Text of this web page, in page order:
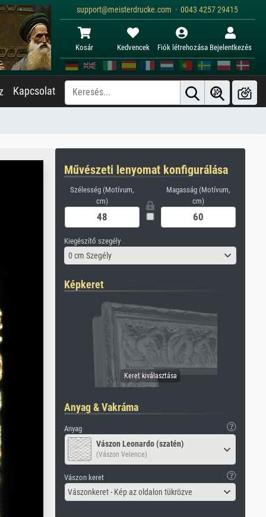
support@meisterdrucke.com · 0043 4257 29415
Kosár Kedvencek Fiók létrehozása Bejelentkezés
Kapcsolat
Művészeti lenyomat konfigurálása
Szélesség (Motívum,
cm)
Magasság (Motívum,
cm)
Kiegészítő szegély
0 cm Szegély
Képkeret
Anyag & Vakráma
Anyag
Vászon Leonardo (szatén)
(Vászon Velence)
Vászon keret
Vászonkeret - Kép az oldalon tükrözve